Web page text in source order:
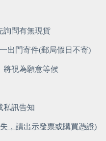
詢問有無現貨
出門寄件(郵局假日不寄)
將視為願意等候
私訊告知
，請出示發票或購買憑證)